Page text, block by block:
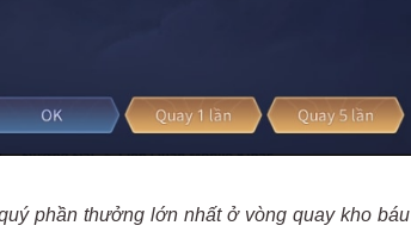
phần thưởng lớn nhất ở vòng quay kho báu